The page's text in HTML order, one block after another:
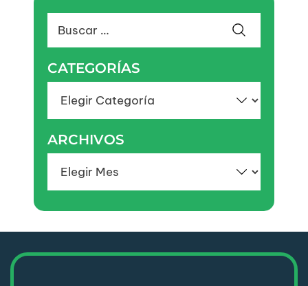
CATEGORÍAS
ARCHIVOS